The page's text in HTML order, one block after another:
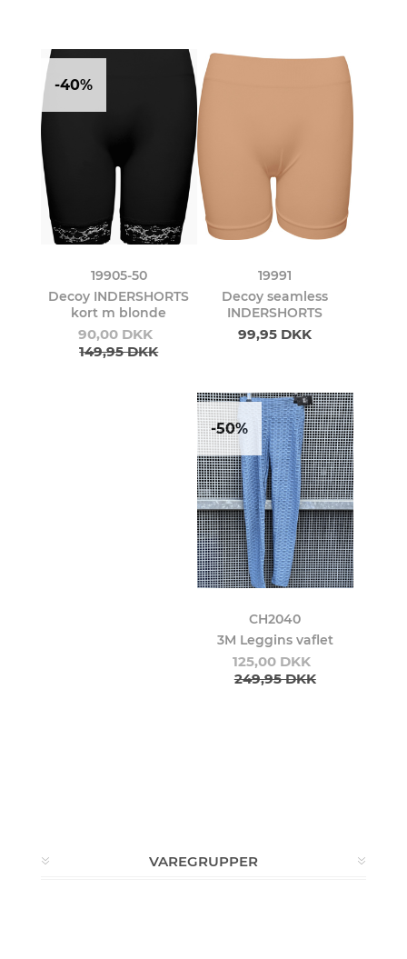
-40%
19905-50
Decoy INDERSHORTS
kort m blonde
90,00 DKK
149,95 DKK
19991
Decoy seamless
INDERSHORTS
99,95 DKK
-50%
CH2040
3M Leggins vaflet
125,00 DKK
249,95 DKK
VAREGRUPPER